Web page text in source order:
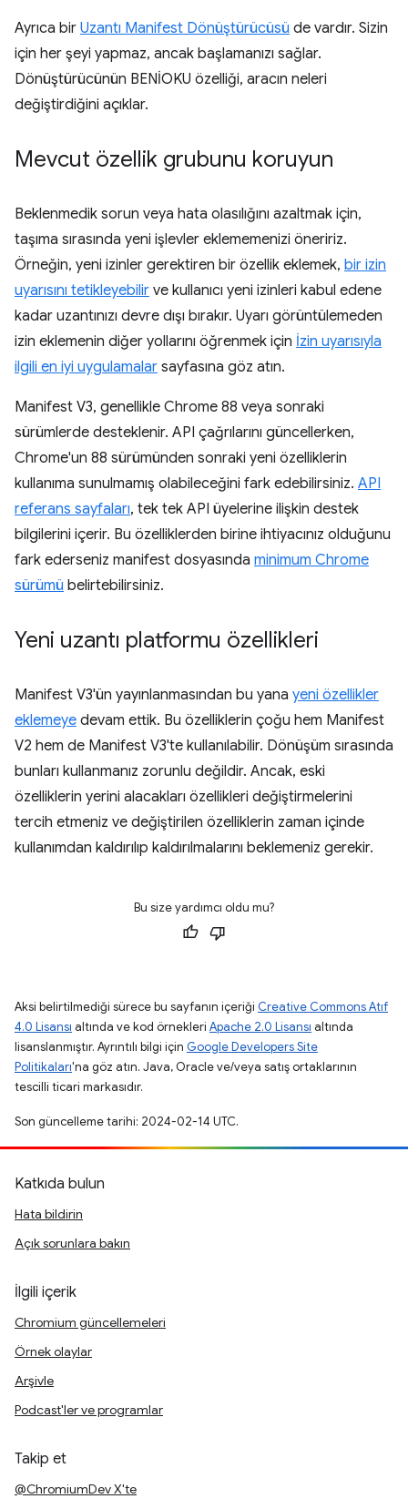
Ayrıca bir Uzantı Manifest Dönüştürücüsü de vardır. Sizin
için her şeyi yapmaz, ancak başlamanızı sağlar.
Dönüştürücünün BENİOKU özelliği, aracın neleri
değiştirdiğini açıklar.
Mevcut özellik grubunu koruyun
Beklenmedik sorun veya hata olasılığını azaltmak için,
taşıma sırasında yeni işlevler eklememenizi öneririz.
Örneğin, yeni izinler gerektiren bir özellik eklemek, bir izin
uyarısını tetikleyebilir ve kullanıcı yeni izinleri kabul edene
kadar uzantınızı devre dışı bırakır. Uyarı görüntülemeden
izin eklemenin diğer yollarını öğrenmek için İzin uyarısıyla
ilgili en iyi uygulamalar sayfasına göz atın.
Manifest V3, genellikle Chrome 88 veya sonraki
sürümlerde desteklenir. API çağrılarını güncellerken,
Chrome'un 88 sürümünden sonraki yeni özelliklerin
kullanıma sunulmamış olabileceğini fark edebilirsiniz. API
referans sayfaları, tek tek API üyelerine ilişkin destek
bilgilerini içerir. Bu özelliklerden birine ihtiyacınız olduğunu
fark ederseniz manifest dosyasında minimum Chrome
sürümü belirtebilirsiniz.
Yeni uzantı platformu özellikleri
Manifest V3'ün yayınlanmasından bu yana yeni özellikler
eklemeye devam ettik. Bu özelliklerin çoğu hem Manifest
V2 hem de Manifest V3'te kullanılabilir. Dönüşüm sırasında
bunları kullanmanız zorunlu değildir. Ancak, eski
özelliklerin yerini alacakları özellikleri değiştirmelerini
tercih etmeniz ve değiştirilen özelliklerin zaman içinde
kullanımdan kaldırılıp kaldırılmalarını beklemeniz gerekir.
Bu size yardımcı oldu mu?
Aksi belirtilmediği sürece bu sayfanın içeriği Creative Commons Atıf
4.0 Lisansı altında ve kod örnekleri Apache 2.0 Lisansı altında
lisanslanmıştır. Ayrıntılı bilgi için Google Developers Site
Politikaları'na göz atın. Java, Oracle ve/veya satış ortaklarının
tescilli ticari markasıdır.
Son güncelleme tarihi: 2024-02-14 UTC.
Katkıda bulun
Hata bildirin
Açık sorunlara bakın
İlgili içerik
Chromium güncellemeleri
Örnek olaylar
Arşivle
Podcast'ler ve programlar
Takip et
@ChromiumDev X'te